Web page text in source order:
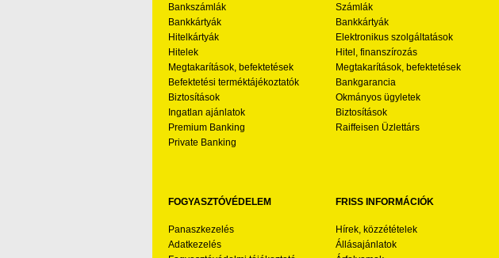
Bankszámlák
Bankkártyák
Hitelkártyák
Hitelek
Megtakarítások, befektetések
Befektetési terméktájékoztatók
Biztosítások
Ingatlan ajánlatok
Premium Banking
Private Banking
Számlák
Bankkártyák
Elektronikus szolgáltatások
Hitel, finanszírozás
Megtakarítások, befektetések
Bankgarancia
Okmányos ügyletek
Biztosítások
Raiffeisen Üzlettárs
FOGYASZTÓVÉDELEM
Panaszkezelés
Adatkezelés
FRISS INFORMÁCIÓK
Hírek, közzétételek
Állásajánlatok